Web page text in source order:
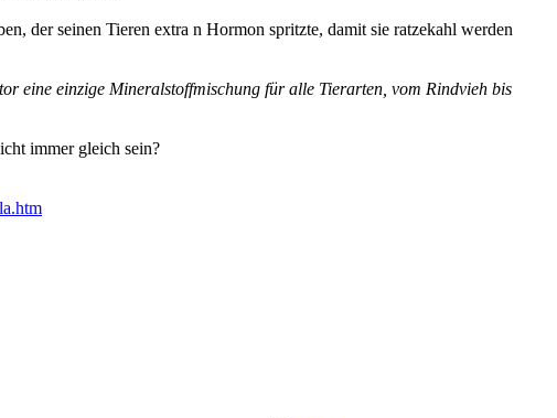
der seinen Tieren extra n Hormon spritzte, damit sie ratzekahl werden
eine einzige Mineralstoffmischung für alle Tierarten, vom Rindvieh bis
immer gleich sein?